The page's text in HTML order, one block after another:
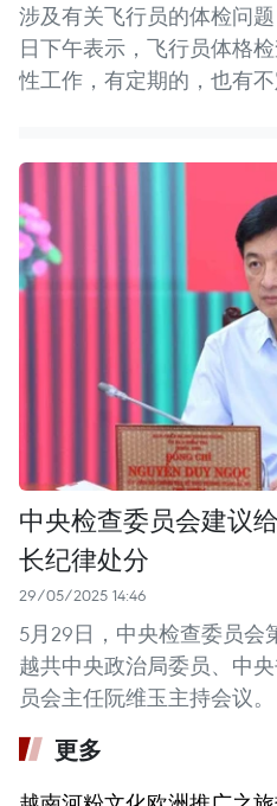
涉及有关飞行员的体检问
日下午表示，飞行员体格
性工作，有定期的，也有不
中央检查委员会建议
长纪律处分
29/05/2025 14:46
5月29日，中央检查委员会
越共中央政治局委员、中
员会主任阮维玉主持会议。
更多